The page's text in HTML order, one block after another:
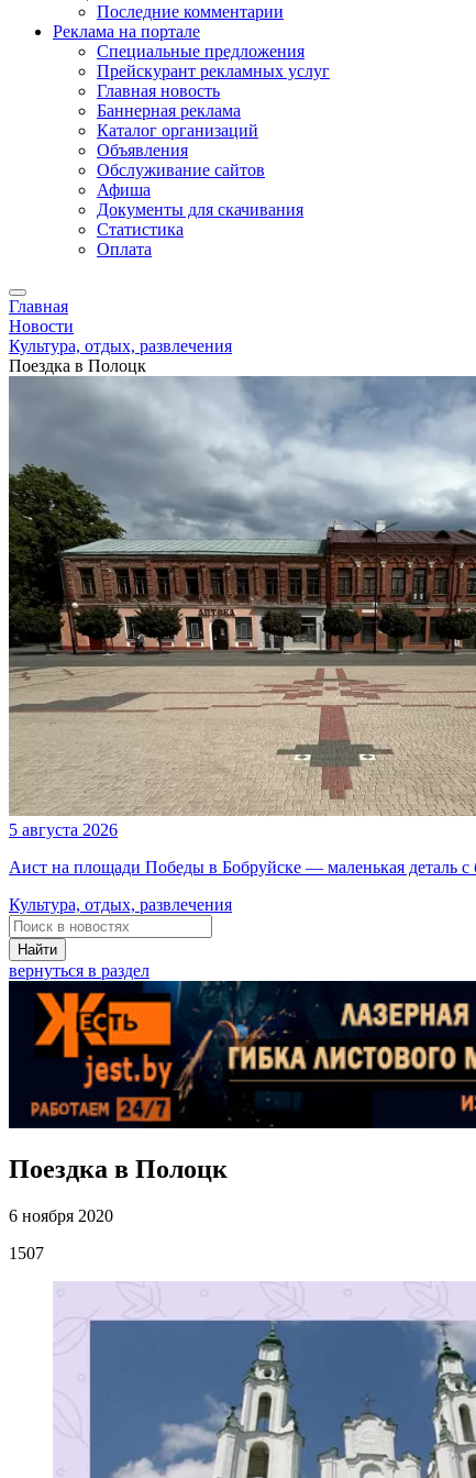
Последние комментарии
Реклама на портале
Специальные предложения
Прейскурант рекламных услуг
Главная новость
Баннерная реклама
Каталог организаций
Объявления
Обслуживание сайтов
Афиша
Документы для скачивания
Статистика
Оплата
Главная
Новости
Культура, отдых, развлечения
Поездка в Полоцк
5 августа 2026
Аист на площади Победы в Бобруйске — маленькая деталь
Культура, отдых, развлечения
Найти
вернуться в раздел
Поездка в Полоцк
6 ноября 2020
1507